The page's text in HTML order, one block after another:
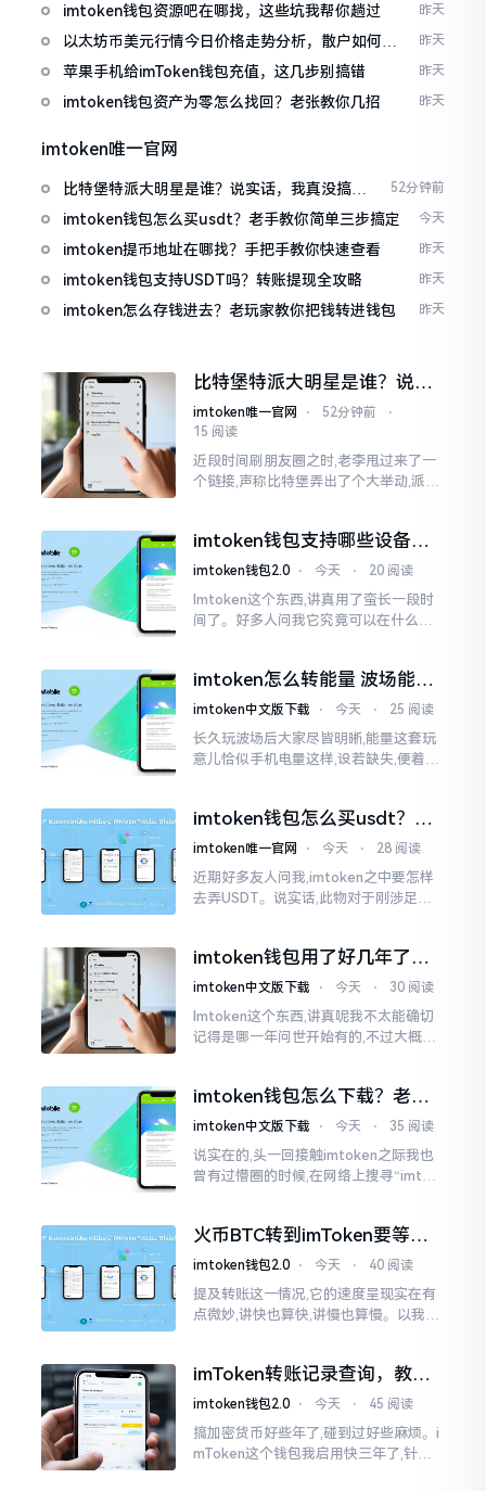
imtoken钱包资源吧在哪找，这些坑我帮你趟过 昨天
以太坊币美元行情今日价格走势分析，散户如何避
免追涨杀跌被套牢
昨天
苹果手机给imToken钱包充值，这几步别搞错 昨天
imtoken钱包资产为零怎么找回？老张教你几招 昨天
imtoken唯一官网
比特堡特派大明星是谁？说实话，我真没搞明
白
52分钟前
imtoken钱包怎么买usdt？老手教你简单三步搞定 今天
imtoken提币地址在哪找？手把手教你快速查看 昨天
imtoken钱包支持USDT吗？转账提现全攻略 昨天
imtoken怎么存钱进去？老玩家教你把钱转进钱包 昨天
比特堡特派大明星是谁？说实
话，我真没搞明白
imtoken唯一官网 ⋅ 52分钟前
⋅
15 阅读
近段时间刷朋友圈之时,老李甩过来了一
个链接,声称比特堡弄出了个大举动,派遣
磅”、“首发”、“独家”
imtoken钱包支持哪些设备？
手机电脑都能用
imtoken钱包2.0 ⋅ 今天 ⋅ 20 阅读
Imtoken这个东西,讲真用了蛮长一段时
间了。好多人问我它究竟可以在什么设
给予支持
imtoken怎么转能量 波场能量
转换教程
imtoken中文版下载 ⋅ 今天 ⋅ 25 阅读
长久玩波场后大家尽皆明晰,能量这套玩
意儿恰似手机电量这样,设若缺失,便着实
imtoken钱包怎么买usdt？老
手教你简单三步搞定
imtoken唯一官网 ⋅ 今天 ⋅ 28 阅读
近期好多友人问我,imtoken之中要怎样
去弄USDT。说实话,此物对于刚涉足币
imtoken钱包用了好几年了，
到底多少年了？
imtoken中文版下载 ⋅ 今天 ⋅ 30 阅读
Imtoken这个东西,讲真呢我不太能确切
记得是哪一年问世开始有的,不过大概在
多快要十年的时间了。
imtoken钱包怎么下载？老用
户告诉你靠谱渠道
imtoken中文版下载 ⋅ 今天 ⋅ 35 阅读
说实在的,头一回接触imtoken之际我也
曾有过懵圈的时候,在网络上搜寻“imtok
火币BTC转到imToken要等多
久？过来人说说真实情况
imtoken钱包2.0 ⋅ 今天 ⋅ 40 阅读
提及转账这一情况,它的速度呈现实在有
点微妙,讲快也算快,讲慢也算慢。以我从
账。可是
imToken转账记录查询，教你
正确查看方法
imtoken钱包2.0 ⋅ 今天 ⋅ 45 阅读
搞加密货币好些年了,碰到过好些麻烦。i
mToken这个钱包我启用快三年了,针对